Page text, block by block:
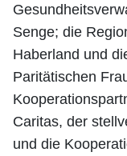
Senge; die
Haberland und
Paritätischen
Caritas, der
und die